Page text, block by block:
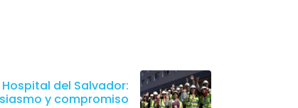
del Salvador:
y compromiso